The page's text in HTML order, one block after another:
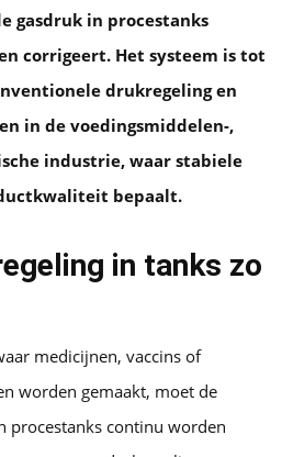
gasdruk in procestanks
corrigeert. Het systeem is tot
drukregeling en
in de voedingsmiddelen-,
industrie, waar stabiele
bepaalt.
in tanks zo
medicijnen, vaccins of
worden gemaakt, moet de
procestanks continu worden